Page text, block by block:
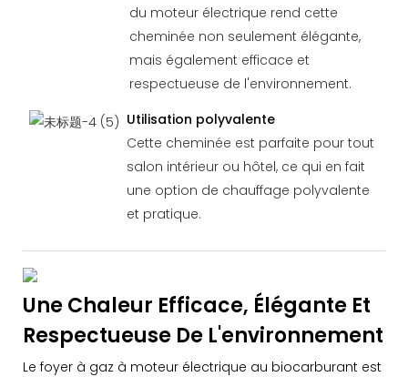
du moteur électrique rend cette
cheminée non seulement élégante,
mais également efficace et
respectueuse de l'environnement.
Utilisation polyvalente
Cette cheminée est parfaite pour tout
salon intérieur ou hôtel, ce qui en fait
une option de chauffage polyvalente
et pratique.
Une Chaleur Efficace, Élégante Et
Respectueuse De L'environnement
Le foyer à gaz à moteur électrique au biocarburant est